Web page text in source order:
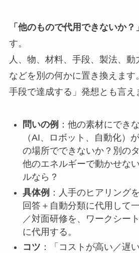
「他のもので代用できないか？」
す。
人、物、材料、手段、製法、
などを別の何かに置き換えます
手段で達成する」発想とも言え
問いの例 ：他の素材にでき
（AI、ロボット、自動化）
の場所でできないか？別の
他のエネルギーで動かせな
ルなら？
具体例 ：人手のヒアリング
回答＋自動分類に代用して
／対面研修を、ワークシー
に代用する。
コツ ：「コストが高い／遅